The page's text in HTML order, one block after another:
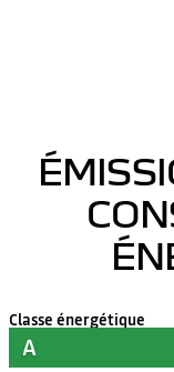
Classe énergétique
A